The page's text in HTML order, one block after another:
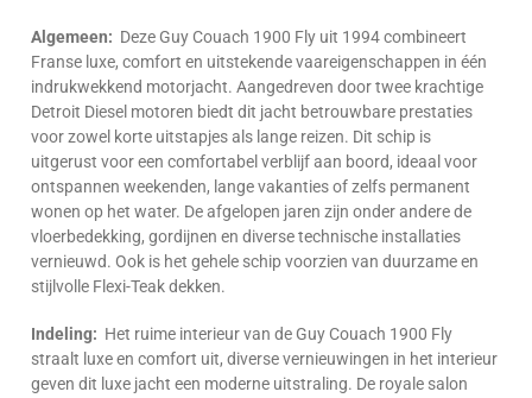
Algemeen: Deze Guy Couach 1900 Fly uit 1994 combineert
Franse luxe, comfort en uitstekende vaareigenschappen in één
indrukwekkend motorjacht. Aangedreven door twee krachtige
Detroit Diesel motoren biedt dit jacht betrouwbare prestaties
voor zowel korte uitstapjes als lange reizen. Dit schip is
uitgerust voor een comfortabel verblijf aan boord, ideaal voor
ontspannen weekenden, lange vakanties of zelfs permanent
wonen op het water. De afgelopen jaren zijn onder andere de
vloerbedekking, gordijnen en diverse technische installaties
vernieuwd. Ook is het gehele schip voorzien van duurzame en
stijlvolle Flexi-Teak dekken.
Indeling: Het ruime interieur van de Guy Couach 1900 Fly
straalt luxe en comfort uit, diverse vernieuwingen in het interieur
geven dit luxe jacht een moderne uitstraling. De royale salon